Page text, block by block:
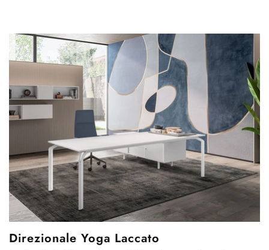
Direzionale Yoga Laccato